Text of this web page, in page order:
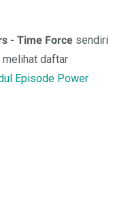
- Time Force sendiri
melihat daftar
Episode Power